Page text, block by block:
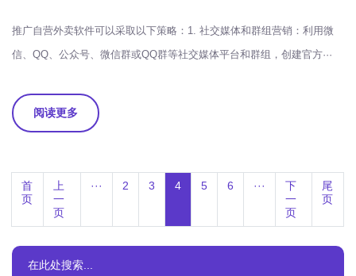
推广自营外卖软件可以采取以下策略：1. 社交媒体和群组营销：利用微
信、QQ、公众号、微信群或QQ群等社交媒体平台和群组，创建官方···
阅读更多
首
页
上
一
页
··· 2 3 4 5 6 ···
下
一
页
尾
页